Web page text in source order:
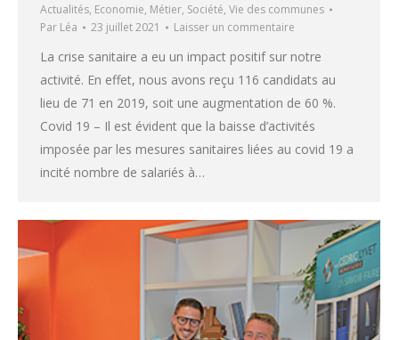
Actualités, Economie, Métier, Société, Vie des communes
Par Léa 23 juillet 2021 Laisser un commentaire
La crise sanitaire a eu un impact positif sur notre
activité. En effet, nous avons reçu 116 candidats au
lieu de 71 en 2019, soit une augmentation de 60 %.
Covid 19 – Il est évident que la baisse d’activités
imposée par les mesures sanitaires liées au covid 19 a
incité nombre de salariés à…